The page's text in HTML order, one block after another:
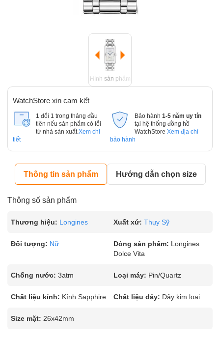
Hình sản phẩm
WatchStore xin cam kết
1 đổi 1 trong tháng đầu
tiên nếu sản phẩm có lỗi
từ nhà sản xuất. Xem chi
tiết
Bảo hành 1-5 năm uy tín
tại hệ thống đồng hồ
WatchStore Xem địa chỉ
bảo hành
Thông tin sản phẩm Hướng dẫn chọn size
Thông số sản phẩm
Thương hiệu: Longines Xuất xứ: Thụy Sỹ
Đối tượng: Nữ Dòng sản phẩm: Longines
Dolce Vita
Chống nước: 3atm Loại máy: Pin/Quartz
Chất liệu kính: Kính Sapphire Chất liệu dây: Dây kim loại
Size mặt: 26x42mm